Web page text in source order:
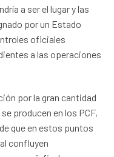
a ser el lugar y las
por un Estado
oficiales
a las operaciones
por la gran cantidad
producen en los PCF,
que en estos puntos
confluyen